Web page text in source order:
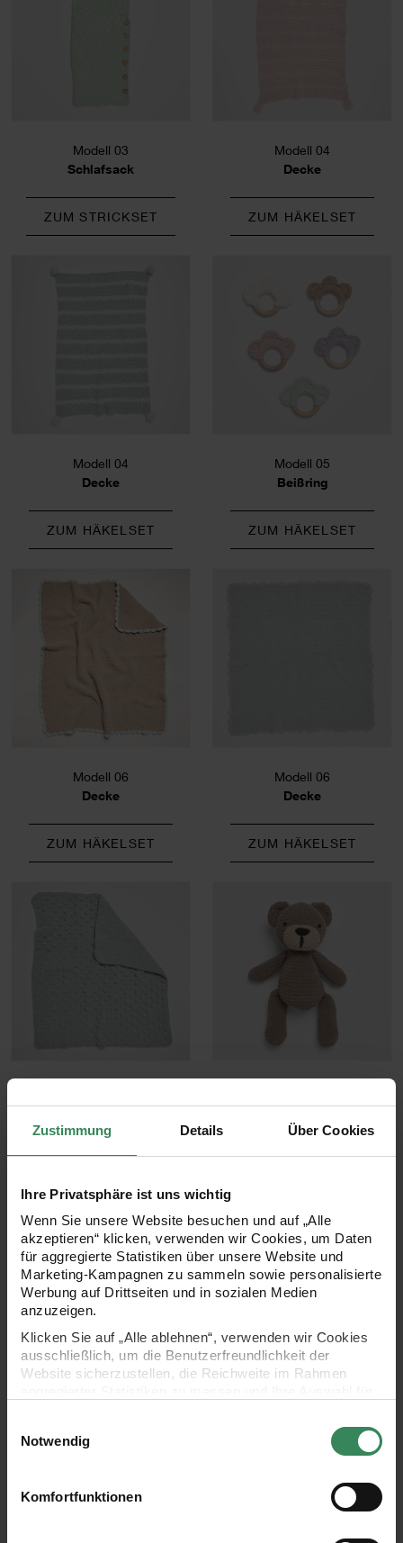
Zustimmung Details Über Cookies
Ihre Privatsphäre ist uns wichtig
Wenn Sie unsere Website besuchen und auf „Alle
akzeptieren“ klicken, verwenden wir Cookies, um Daten
für aggregierte Statistiken über unsere Website und
Marketing-Kampagnen zu sammeln sowie personalisierte
Werbung auf Drittseiten und in sozialen Medien
anzuzeigen.
Klicken Sie auf „Alle ablehnen“, verwenden wir Cookies
ausschließlich, um die Benutzerfreundlichkeit der
Website sicherzustellen, die Reichweite im Rahmen
Ihre Einwilligung ist freiwillig und kann jederzeit über den
Link „Cookie-Einstellungen“ im Fußbereich der Seite
verwendeten Technologien und den Empfängern der
Daten finden Sie in unserer Datenschutzerklärung.
Notwendig
Komfortfunktionen
Modell 03
Schlafsack
ZUM STRICKSET
Modell 04
Decke
ZUM HÄKELSET
Modell 04
Decke
ZUM HÄKELSET
Modell 05
Beißring
ZUM HÄKELSET
Modell 06
Decke
ZUM HÄKELSET
Modell 06
Decke
ZUM HÄKELSET
Decke
ZUM HÄKELSET
Teddy
ZUM HÄKELSET
Modell 09
Modell 10